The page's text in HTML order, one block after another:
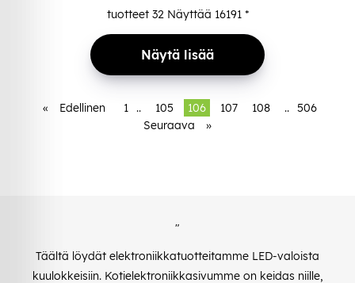
tuotteet 32Näyttää 16191*
Näytä lisää
« Edellinen 1 .. 105 106 107 108 .. 506
Seuraava
»
"
Täältä löydät elektroniikkatuotteitamme LED-valoista
kuulokkeisiin. Kotielektroniikkasivumme on keidas niille,